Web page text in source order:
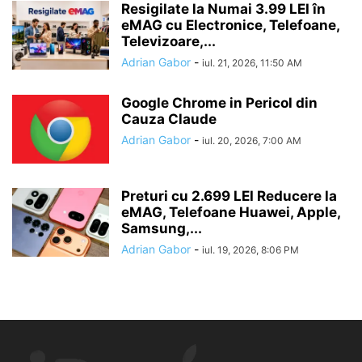
Resigilate la Numai 3.99 LEI în
eMAG cu Electronice, Telefoane,
Televizoare,...
Adrian Gabor - iul. 21, 2026, 11:50 AM
Google Chrome in Pericol din
Cauza Claude
Adrian Gabor - iul. 20, 2026, 7:00 AM
Preturi cu 2.699 LEI Reducere la
eMAG, Telefoane Huawei, Apple,
Samsung,...
Adrian Gabor - iul. 19, 2026, 8:06 PM